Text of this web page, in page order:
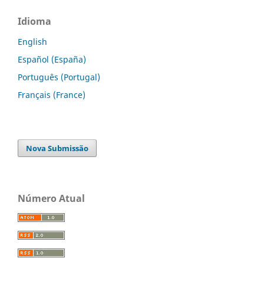
Idioma
English
Español (España)
Português (Portugal)
Français (France)
Nova Submissão
Número Atual